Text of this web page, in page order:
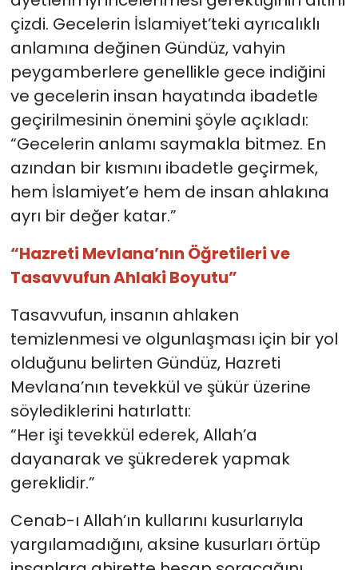
çizdi. Gecelerin İslamiyet’teki ayrıcalıklı
anlamına değinen Gündüz, vahyin
peygamberlere genellikle gece indiğini
ve gecelerin insan hayatında ibadetle
geçirilmesinin önemini şöyle açıkladı:
“Gecelerin anlamı saymakla bitmez. En
azından bir kısmını ibadetle geçirmek,
hem İslamiyet’e hem de insan ahlakına
ayrı bir değer katar.”
“Hazreti Mevlana’nın Öğretileri ve
Tasavvufun Ahlaki Boyutu”
Tasavvufun, insanın ahlaken
temizlenmesi ve olgunlaşması için bir yol
olduğunu belirten Gündüz, Hazreti
Mevlana’nın tevekkül ve şükür üzerine
söylediklerini hatırlattı:
“Her işi tevekkül ederek, Allah’a
dayanarak ve şükrederek yapmak
gereklidir.”
Cenab-ı Allah’ın kullarını kusurlarıyla
yargılamadığını, aksine kusurları örtüp